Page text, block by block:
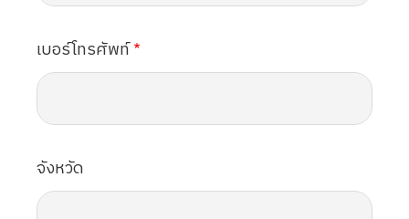
เบอร์โทรศัพท์
จังหวัด